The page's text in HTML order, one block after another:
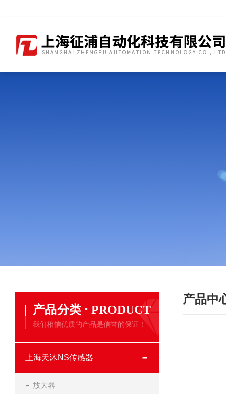
产品中
产品分类 · PRODUCT
我们相信优质的产品是信誉的保证！
上海天沐NS传感器
放大器